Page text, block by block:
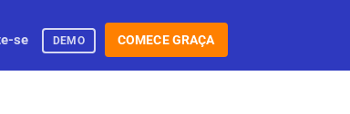
se DEMO COMECE GRAÇA